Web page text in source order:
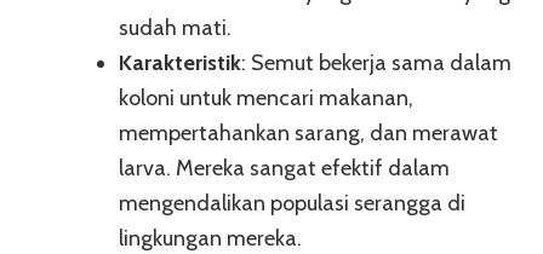
sudah mati.
Karakteristik: Semut bekerja sama dalam
koloni untuk mencari makanan,
mempertahankan sarang, dan merawat
larva. Mereka sangat efektif dalam
mengendalikan populasi serangga di
lingkungan mereka.